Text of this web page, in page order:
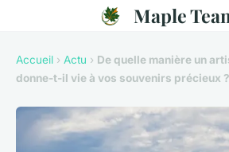
Maple
Accueil › Actu › De quelle manière un
donne-t-il vie à vos souvenirs précieux ?